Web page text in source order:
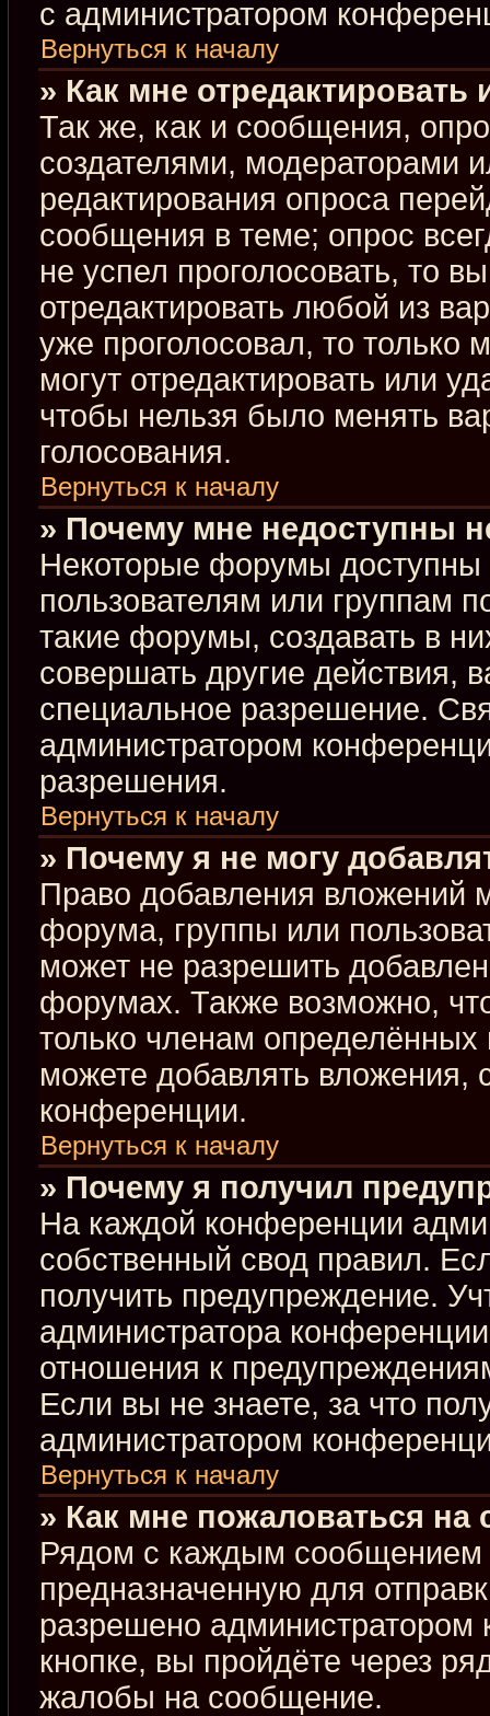
с администратором
Вернуться к началу
» Как мне отредактировать
Так же, как и сообщения,
создателями, модераторами
редактирования опроса
сообщения в теме; опрос
не успел проголосовать, то
отредактировать любой из
уже проголосовал, то
могут отредактировать или
чтобы нельзя было менять
голосования.
Вернуться к началу
» Почему мне недоступны
Некоторые форумы доступны
пользователям или группам
такие форумы, создавать в
совершать другие действия,
специальное разрешение.
администратором
разрешения.
Вернуться к началу
» Почему я не могу
Право добавления вложений
форума, группы или
может не разрешить
форумах. Также возможно,
только членам
можете добавлять вложения,
конференции.
Вернуться к началу
» Почему я получил
На каждой конференции
собственный свод правил.
получить предупреждение.
администратора
отношения к
Если вы не знаете, за что
администратором
Вернуться к началу
» Как мне пожаловаться
Рядом с каждым сообщением
предназначенную для
разрешено
кнопке, вы пройдёте через
жалобы на сообщение.